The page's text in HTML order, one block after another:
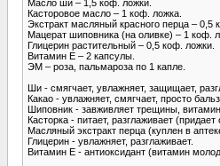
Масло ши – 1,5 коф. ложки.
Касторовое масло – 1 коф. ложка.
Экстракт масляный красного перца – 0,5
Мацерат шиповника (на оливке) – 1 коф.
Глицерин растительный – 0,5 коф. ложки.
Витамин Е – 2 капсулы.
ЭМ – роза, пальмароза по 1 капле.
Ши - смягчает, увлажняет, защищает,
Какао - увлажняет, смягчает, просто
Шиповник - завживляет трещины,
Касторка - питает, разглаживает
Масляный экстракт перца (куплен в
Глицерин - увлажняет, разглаживает.
Витамин Е - антиоксидант (витамин